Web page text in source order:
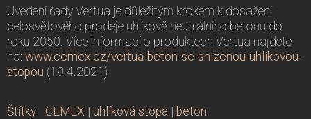
Uvedení řady Vertua je důležitým krokem k dosažení
celosvětového prodeje uhlíkově neutrálního betonu do
roku 2050. Více informací o produktech Vertua najdete
na: www.cemex.cz/vertua-beton-se-snizenou-uhlikovou-
stopou (19.4.2021)
Štítky: CEMEX | uhlíková stopa | beton